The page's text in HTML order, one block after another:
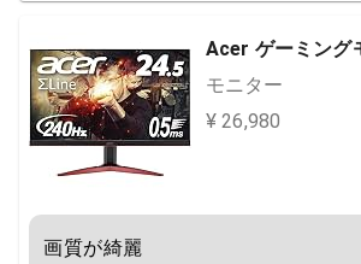
Acer ゲーミング
モニター
¥ 26,980
画質が綺麗